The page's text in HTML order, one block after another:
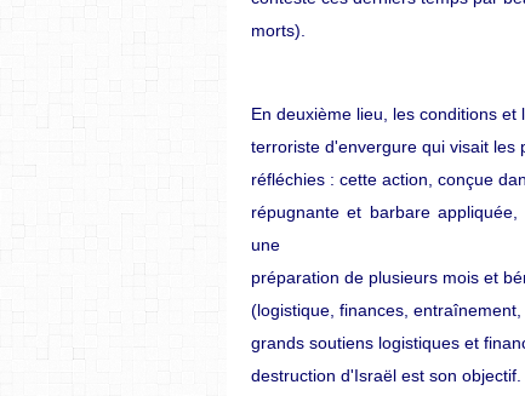
morts).
En deuxième lieu, les conditions
terroriste d'envergure qui visait les
réfléchies : cette action, conçue
répugnante et barbare
une
préparation de plusieurs mois et
(logistique, finances, entraînement,
grands soutiens logistiques et
destruction d'Israël est son objectif.